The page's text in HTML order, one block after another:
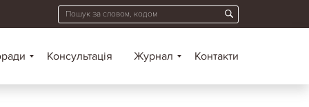
Консультація Журнал Контакти